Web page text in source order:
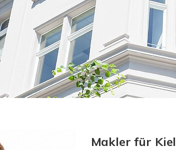
Makler für